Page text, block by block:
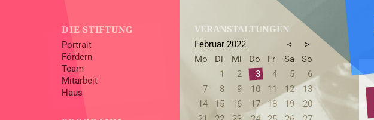
DIE STIFTUNG
Portrait
Fördern
Team
Mitarbeit
Haus
VERANSTALTUNGEN
Februar 2022 <
>
Mo
Di Mi Do Fr Sa
So
1
2 3 4 5
6
7
8 9 10 11 12
13
14
15 16 17 18 19
20